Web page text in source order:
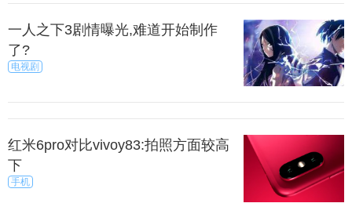
一人之下3剧情曝光,难道开始制作
了?
电视剧
红米6pro对比vivoy83:拍照方面较高
下
手机